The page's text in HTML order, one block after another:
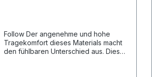
Follow Der angenehme und hohe
Tragekomfort dieses Materials macht
den fühlbaren Unterschied aus. Diese